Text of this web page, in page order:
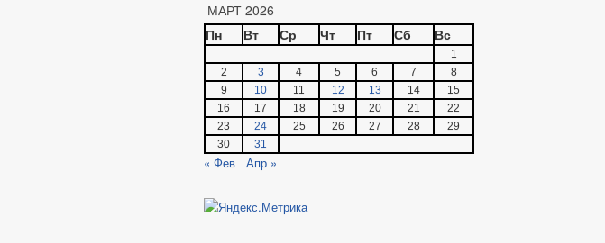
МАРТ 2026
Пн
Вт Ср Чт Пт Сб Вс
1
2
3 4 5 6 7
8
9
10 11 12 13 14
15
16
17 18 19 20 21
22
23
24 25 26 27 28
29
30
31
« Фев Апр »